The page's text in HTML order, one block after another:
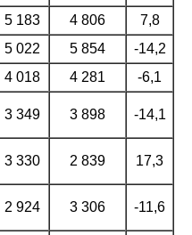
5 183 4 806
7,8
5 022 5 854
-14,2
4 018 4 281 -6,1
3 349 3 898 -14,1
3 330 2 839 17,3
2 924 3 306 -11,6